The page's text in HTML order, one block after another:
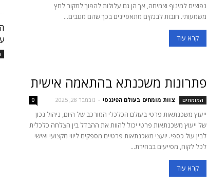
נפוצים למינוף וצמיחה, אך הן גם עלולות להפוך למקור לחץ
משמעותי. חובות לבנקים מתאפיינים בכך שהם מגובים...
קרא עוד
פתרונות משכנתא בהתאמה אישית
המומחים צוות מומחים בעולם הפיננסי - נובמבר 28, 2025 0
ייעוץ משכנתאות פרטי בעולם הכלכלי המורכב של היום, ניהול נכון
של ייעוץ משכנתאות פרטי יכול להוות את ההבדל בין הצלחה כלכלית
לבין עול כספי. יועצי משכנתאות פרטיים מספקים ליווי מקצועי ואישי
לכל לקוח, מסייעים בבחירת...
קרא עוד